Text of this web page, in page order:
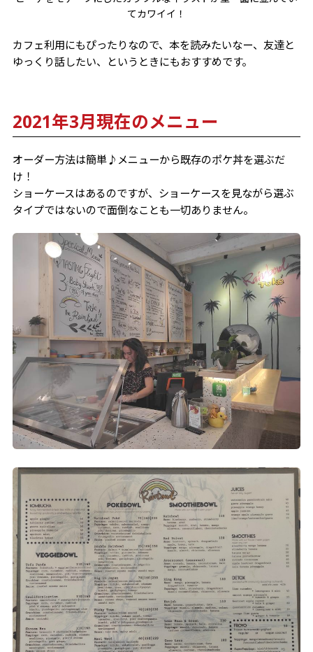
てカワイイ！
カフェ利用にもぴったりなので、本を読みたいなー、友達と
ゆっくり話したい、というときにもおすすめです。
2021年3月現在のメニュー
オーダー方法は簡単♪メニューから既存のポケ丼を選ぶだ
け！
ショーケースはあるのですが、ショーケースを見ながら選ぶ
タイプではないので面倒なことも一切ありません。